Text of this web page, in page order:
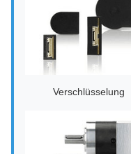
Verschlüsselung